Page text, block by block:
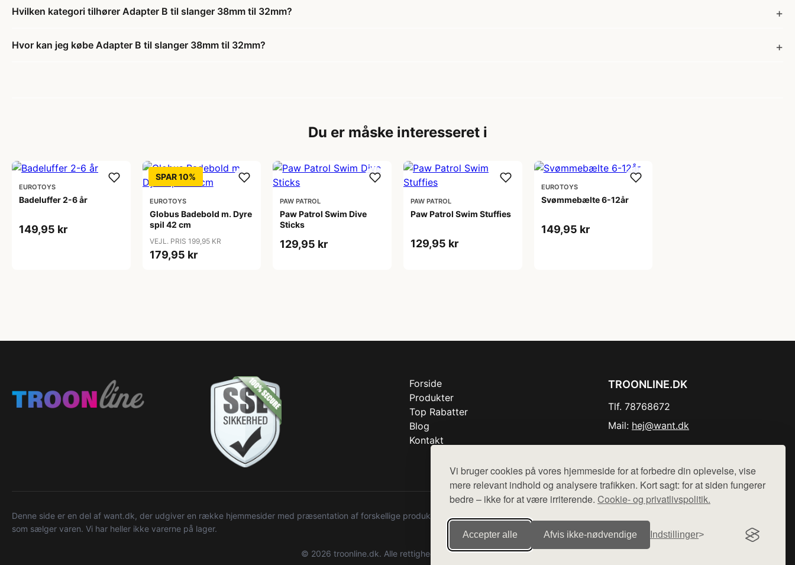
Vi bruger cookies på vores hjemmeside for at forbedre din oplevelse, vise
mere relevant indhold og analysere trafikken. Kort sagt: for at siden fungerer
bedre – ikke for at være irriterende. Cookie- og privatlivspolitik.
Accepter alle Afvis ikke‑nødvendige Indstillinger
Hvilken kategori tilhører Adapter B til slanger 38mm til 32mm?
Hvor kan jeg købe Adapter B til slanger 38mm til 32mm?
Du er måske interesseret i
EUROTOYS
Badeluffer 2-6 år
149,95 kr
SPAR 10%
EUROTOYS
Globus Badebold m. Dyre
spil 42 cm
VEJL. PRIS 199,95 KR
179,95 kr
PAW PATROL
Paw Patrol Swim Dive
Sticks
129,95 kr
PAW PATROL
Paw Patrol Swim Stuffies
129,95 kr
EUROTOYS
Svømmebælte 6-12år
149,95 kr
Forside
Produkter
Top Rabatter
Blog
Kontakt
TROONLINE.DK
Tlf. 78768672
Mail: hej@want.dk
Denne side er en del af want.dk, der udgiver en række hjemmesider med præsentation af forskellige produkter fra diverse webshops. Der sælges ikke varer fra denne side - vi henviser til de shops,
som sælger varen. Vi har heller ikke varerne på lager.
© 2026 troonline.dk. Alle rettigheder forbeholdes.